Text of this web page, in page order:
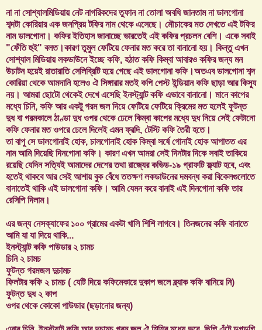
না না সোশ্যালমিডিয়ায় নেট নাগরিকদের তুফান না তোলা অবধি জানতাম না ডালগোনা
শব্দটা কোরিয়ার এক জনপ্রিয় টফির নাম থেকে এসেছে। মৌচাকের মত দেখতে এই টফির
নাম ডালগোনা। কফির ইতিহাস জানাচ্ছে ভারতেই এই কফির প্রচলন বেশি। একে সবাই
"ফেঁতি হুই" বলত।কারণ তুমুল ফেটিয়ে ফেনার মত করে তা বানানো হয়। কিন্তু এখন
সোশ্যাল মিডিয়ায় লকডাউনে ইচ্ছে কফি, হঠাত কফি কিম্বা আবারও কফির জন্য মন
উচাটন হয়েই রাতারাতি সেলিব্রিটি হয়ে গেছে এই ডালগোনা কফি।অতএব ডালগোনা শব্দ
কোরিয়া থেকে আমদানি হলেও ঐ সিঙ্গারার মতই কপি পেস্ট ইন্ডিয়ান কফি ছাড়া আর কিস্যু
নয়। আমরা ছোটো থেকেই দেখে এসেছি ইনস্ট্যান্ট কফি এভাবে বানানো। মানে কাপের
মধ্যে চিনি, কফি আর একটু গরম জল দিয়ে ফেটিয়ে ফেটিয়ে ক্রিমের মত হলেই ফুটন্ত
দুধ বা গরমকালে ঠাণ্ডা দুধ ওপর থেকে ঢেলে কিম্বা কাপের মধ্যে দুধ নিয়ে সেই ফেটানো
কফি ফেনার মত ওপরে ঢেলে দিলেই এমন ফ্রদি, টেস্টি কফি তৈরী হতে।
তা বাপু সে ডালগোনাই হোক, চালগোনাই হোক কিম্বা সর্ষে গোনাই হোক আপাতত এর
নাম আমি দিয়েছি দিনগোনা কফি। কারণ এখন আমরা সেই দিনটার দিকে সবাই তাকিয়ে
রয়েছি যেদিন সত্যিই আমাদের দেশের তথা রাজ্যের কভিড-১৯ গ্রাফটি ফ্ল্যাট হবে, এবং
হতেই থাকবে আর সেই আশায় বুক বেঁধে ততক্ষণ লকডাউনের দমবন্ধ করা বিকেলগুলোতে
বানাতেই থাকি এই ডালগোনা কফি। আমি যেমন করে বানাই এই দিনগোনা কফি তার
রেসিপি দিলাম।
এর জন্য নেসক্যাফের ১০০ গ্রামের একটা খালি শিশি লাগবে। তিনজনের কফি বানাতে
আমি যা যা দিয়ে থাকি...
ইনস্ট্যান্ট কফি পাউডার ২ চামচ
চিনি ২ চামচ
ফুটন্ত গরমজল দুচামচ
ফিলটার কফি ২ চামচ ( যেটি দিয়ে কফিমেকারে দুকাপ জলে ব্ল্যাক কফি বানিয়ে নি)
ফুটন্ত দুধ ২ কাপ
ওপর থেকে কোকো পাউডার (ছড়ানোর জন্য)